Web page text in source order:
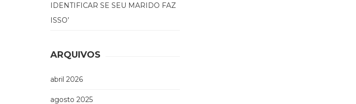
IDENTIFICAR SE SEU MARIDO FAZ
ISSO’
ARQUIVOS
abril 2026
agosto 2025